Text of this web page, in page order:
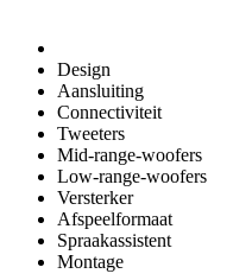
Design
Aansluiting
Connectiviteit
Tweeters
Mid-range-woofers
Low-range-woofers
Versterker
Afspeelformaat
Spraakassistent
Montage